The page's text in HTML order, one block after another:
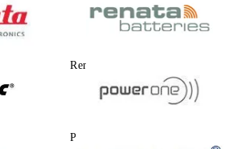
Renata
Power One